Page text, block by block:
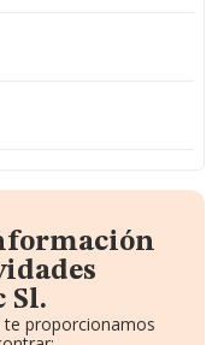
Sl.
proporcionamos